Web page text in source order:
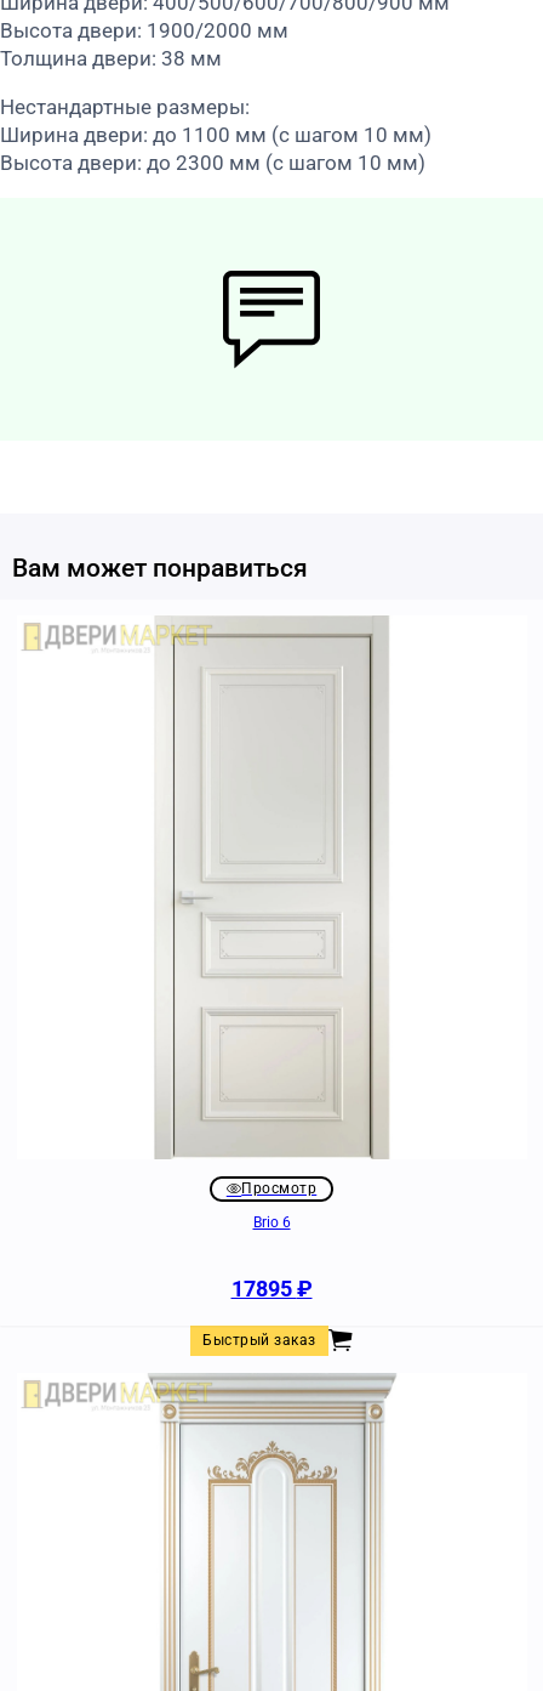
Высота двери: 1900/2000 мм
Толщина двери: 38 мм
Нестандартные размеры:
Ширина двери: до 1100 мм (с шагом 10 мм)
Высота двери: до 2300 мм (с шагом 10 мм)
Вам может понравиться
Просмотр
Brio 6
17895₽
Быстрый заказ